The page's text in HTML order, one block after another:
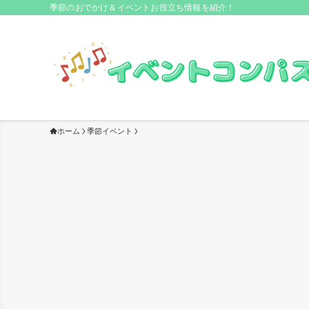
季節のおでかけ＆イベントお役立ち情報を紹介！
ホーム 季節イベント